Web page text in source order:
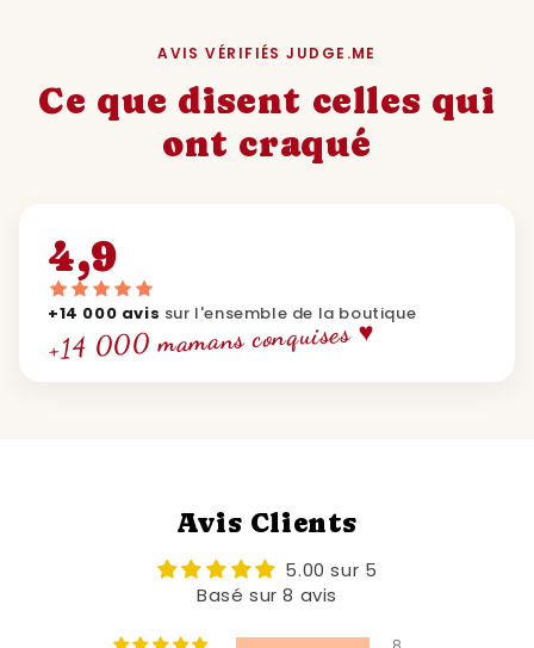
AVIS VÉRIFIÉS JUDGE.ME
Ce que disent celles qui
ont craqué
4,9
+14 000 avis sur l'ensemble de la boutique
+14 000 mamans conquises ♥
Avis Clients
5.00 sur 5
Basé sur 8 avis